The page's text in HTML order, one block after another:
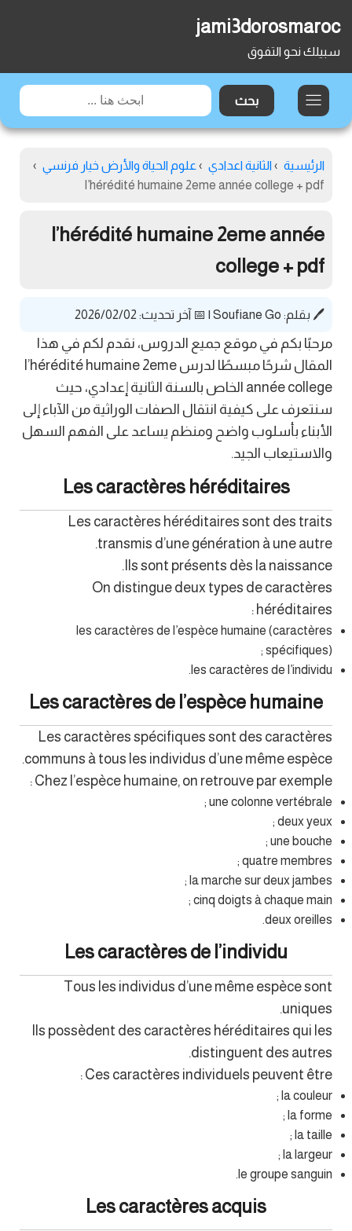
jami3dorosmaroc
سبيلك نحو التفوق
الرئيسية › الثانية اعدادي › علوم الحياة والأرض خيار فرنسي ›
l’hérédité humaine 2eme année college + pdf
l’hérédité humaine 2eme année
college + pdf
🖊️ بقلم: Soufiane Go
| 📅 آخر تحديث: 2026/02/02
مرحبًا بكم في موقع جميع الدروس، نقدم لكم في هذا
المقال شرحًا مبسطًا لدرس l’hérédité humaine 2eme
année college الخاص بالسنة الثانية إعدادي، حيث
سنتعرف على كيفية انتقال الصفات الوراثية من الآباء إلى
الأبناء بأسلوب واضح ومنظم يساعد على الفهم السهل
والاستيعاب الجيد.
Les caractères héréditaires
Les caractères héréditaires sont des traits
transmis d’une génération à une autre.
Ils sont présents dès la naissance.
On distingue deux types de caractères
héréditaires :
les caractères de l’espèce humaine (caractères
spécifiques) ;
les caractères de l’individu.
Les caractères de l’espèce humaine
Les caractères spécifiques sont des caractères
communs à tous les individus d’une même espèce.
Chez l’espèce humaine, on retrouve par exemple :
une colonne vertébrale ;
deux yeux ;
une bouche ;
quatre membres ;
la marche sur deux jambes ;
cinq doigts à chaque main ;
deux oreilles.
Les caractères de l’individu
Tous les individus d’une même espèce sont
uniques.
Ils possèdent des caractères héréditaires qui les
distinguent des autres.
Ces caractères individuels peuvent être :
la couleur ;
la forme ;
la taille ;
la largeur ;
le groupe sanguin.
Les caractères acquis